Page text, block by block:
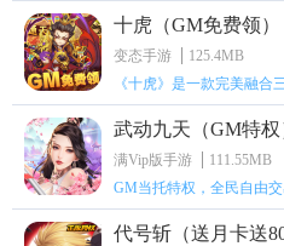
十虎（GM免费领）
变态手游
125.4MB
《十虎》是一款完美融合
武动九天（GM特权
满Vip版手游
111.55MB
GM当托特权，全民自由
代号斩（送月卡送